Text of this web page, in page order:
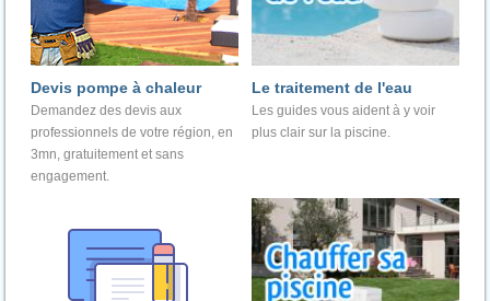
Devis pompe à chaleur
Demandez des devis aux
professionnels de votre région, en
3mn, gratuitement et sans
engagement.
Le traitement de l'eau
Les guides vous aident à y voir
plus clair sur la piscine.